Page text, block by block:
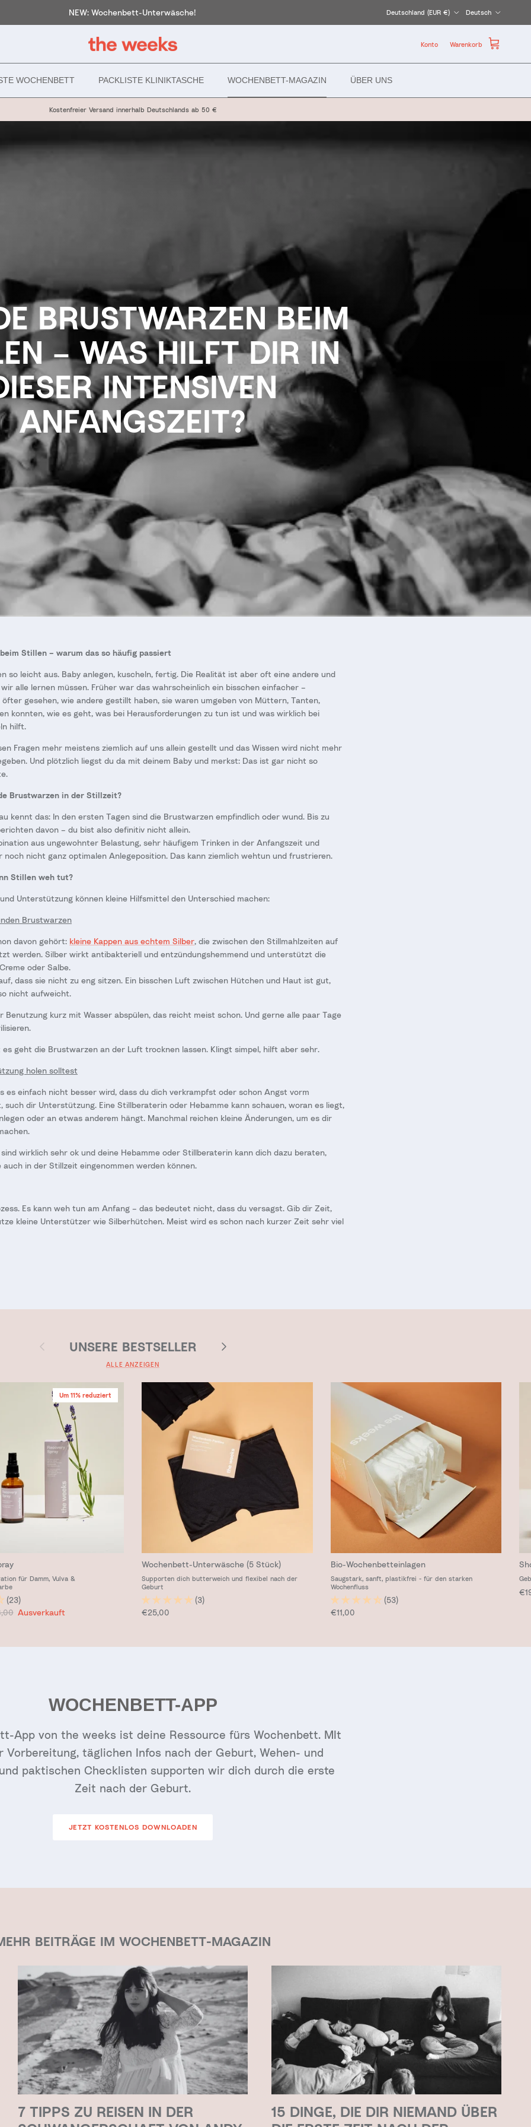
NEW: Wochenbett-Unterwäsche!
Deutschland (EUR €)
Deutsch
Konto Warenkorb
WOCHENBETT PACKLISTE KLINIKTASCHE WOCHENBETT-MAGAZIN ÜBER UNS
Kostenfreier Versand innerhalb Deutschlands ab 50 €
BRUSTWARZEN BEIM
– WAS HILFT DIR IN
INTENSIVEN
ANFANGSZEIT?
Stillen – warum das so häufig passiert
so leicht aus. Baby anlegen, kuscheln, fertig. Die Realität ist aber oft eine andere und
alle lernen müssen. Früher war das wahrscheinlich ein bisschen einfacher –
öfter gesehen, wie andere gestillt haben, sie waren umgeben von Müttern, Tanten,
konnten, wie es geht, was bei Herausforderungen zu tun ist und was wirklich bei
hilft.
Fragen mehr meistens ziemlich auf uns allein gestellt und das Wissen wird nicht mehr
Und plötzlich liegst du da mit deinem Baby und merkst: Das ist gar nicht so
Brustwarzen in der Stillzeit?
kennt das: In den ersten Tagen sind die Brustwarzen empfindlich oder wund. Bis zu
davon – du bist also definitiv nicht allein.
aus ungewohnter Belastung, sehr häufigem Trinken in der Anfangszeit und
noch nicht ganz optimalen Anlegeposition. Das kann ziemlich wehtun und frustrieren.
Stillen weh tut?
Unterstützung können kleine Hilfsmittel den Unterschied machen:
Brustwarzen
davon gehört: kleine Kappen aus echtem Silber, die zwischen den Stillmahlzeiten auf
werden. Silber wirkt antibakteriell und entzündungshemmend und unterstützt die
oder Salbe.
dass sie nicht zu eng sitzen. Ein bisschen Luft zwischen Hütchen und Haut ist gut,
nicht aufweicht.
Benutzung kurz mit Wasser abspülen, das reicht meist schon. Und gerne alle paar Tage
geht die Brustwarzen an der Luft trocknen lassen. Klingt simpel, hilft aber sehr.
holen solltest
es einfach nicht besser wird, dass du dich verkrampfst oder schon Angst vorm
such dir Unterstützung. Eine Stillberaterin oder Hebamme kann schauen, woran es liegt,
oder an etwas anderem hängt. Manchmal reichen kleine Änderungen, um es dir
wirklich sehr ok und deine Hebamme oder Stillberaterin kann dich dazu beraten,
in der Stillzeit eingenommen werden können.
Es kann weh tun am Anfang – das bedeutet nicht, dass du versagst. Gib dir Zeit,
kleine Unterstützer wie Silberhütchen. Meist wird es schon nach kurzer Zeit sehr viel
Vorherige UNSERE BESTSELLER Nächste
ALLE ANZEIGEN
Um 11% reduziert
für Damm, Vulva &
(23)
Preis
Ausverkauft
Wochenbett-Unterwäsche (5 Stück)
Supporten dich butterweich und flexibel nach der
Geburt
(3)
Normaler Preis
€25,00
Bio-Wochenbetteinlagen
Saugstark, sanft, plastikfrei - für den starken
Wochenfluss
(53)
Normaler Preis
€11,00
WOCHENBETT-APP
App von the weeks ist deine Ressource fürs Wochenbett. MIt
Vorbereitung, täglichen Infos nach der Geburt, Wehen- und
paktischen Checklisten supporten wir dich durch die erste
Zeit nach der Geburt.
JETZT KOSTENLOS DOWNLOADEN
BEITRÄGE IM WOCHENBETT-MAGAZIN
7 TIPPS ZU REISEN IN DER
15 DINGE, DIE DIR NIEMAND ÜBER